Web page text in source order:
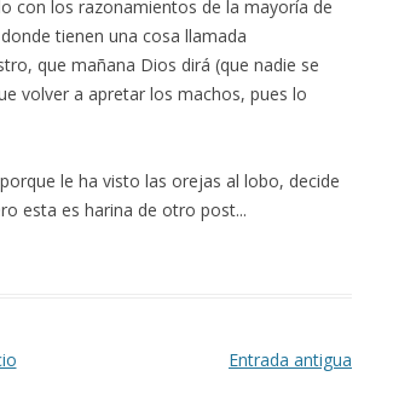
con los razonamientos de la mayoría de
tienen una cosa llamada
que mañana Dios dirá (que nadie se
volver a apretar los machos, pues lo
le ha visto las orejas al lobo, decide
esta es harina de otro post...
Entrada antigua